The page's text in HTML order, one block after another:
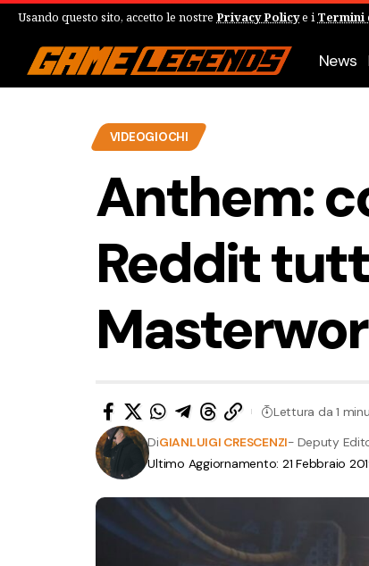
Usando questo sito, accetto le nostre Privacy Policye i Termini
News
VIDEOGIOCHI
Anthem:
Reddit
Ultimo Aggiornamento: 21 Febbraio
DiGIANLUIGI CRESCENZI- Deputy
Lettura da 1